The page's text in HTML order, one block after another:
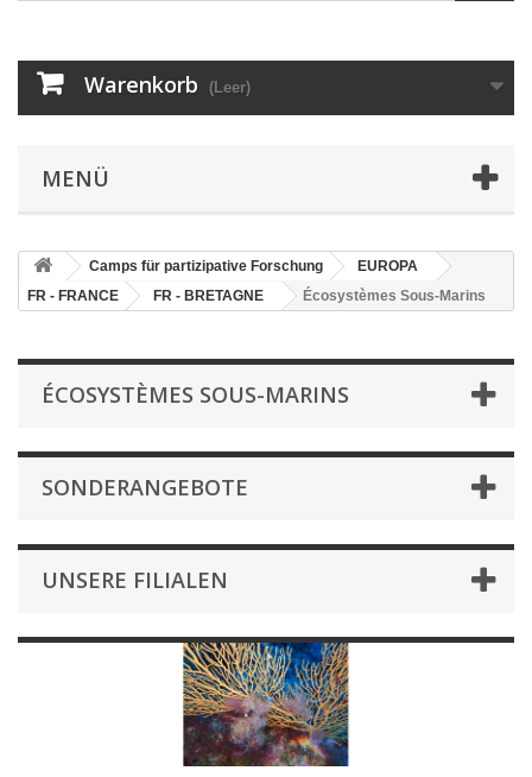
Warenkorb (Leer)
MENÜ
Camps für partizipative Forschung
EUROPA
FR - FRANCE
FR - BRETAGNE Écosystèmes Sous-Marins
ÉCOSYSTÈMES SOUS-MARINS
SONDERANGEBOTE
UNSERE FILIALEN